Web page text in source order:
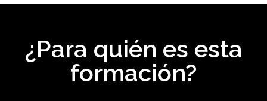
¿Para quién es esta
formación?